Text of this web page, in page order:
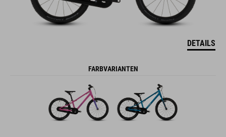
DETAILS
FARBVARIANTEN